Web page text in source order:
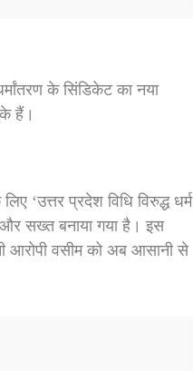
के सिंडिकेट का नया
हैं।
‘उत्तर प्रदेश विधि विरुद्ध धर्म
सख्त बनाया गया है। इस
आरोपी वसीम को अब आसानी से